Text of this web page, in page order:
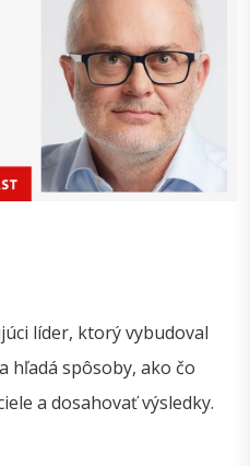
líder, ktorý vybudoval
hľadá spôsoby, ako čo
a dosahovať výsledky.